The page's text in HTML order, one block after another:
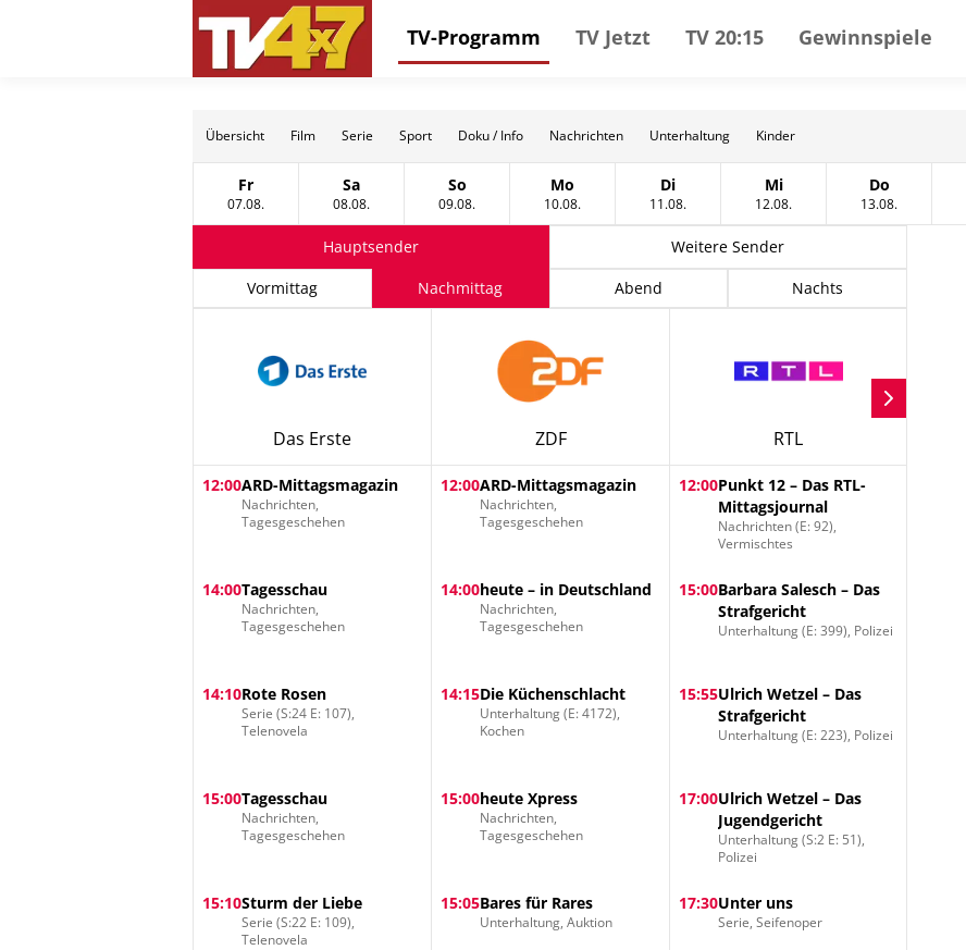
TV-Programm TV Jetzt TV 20:15 Gewinnspiele
Übersicht Film Serie Sport Doku / Info Nachrichten Unterhaltung Kinder
Freitag, 07 August
Fr
07.08. Samstag, 08 August
Sa
08.08. Sonntag, 09 August
So
09.08. Montag, 10 August
Mo
10.08. Dienstag, 11 August
Di
11.08. Mittwoch, 12 August
Mi
12.08. Donnerstag,
Do
13.08.
Hauptsender
Weitere Sender
Vormittag
Nachmittag Abend Nachts
Das Erste
12:00ARD-Mittagsmagazin
Nachrichten,
Tagesgeschehen
14:00Tagesschau
Nachrichten,
Tagesgeschehen
14:10Rote Rosen
Serie (S:24 E: 107),
Telenovela
15:00Tagesschau
Nachrichten,
Tagesgeschehen
15:10Sturm der Liebe
Serie (S:22 E: 109),
Telenovela
ZDF
12:00ARD-Mittagsmagazin
Nachrichten,
Tagesgeschehen
14:00heute – in Deutschland
Nachrichten,
Tagesgeschehen
14:15Die Küchenschlacht
Unterhaltung (E: 4172),
Kochen
15:00heute Xpress
Nachrichten,
Tagesgeschehen
15:05Bares für Rares
Unterhaltung, Auktion
RTL
12:00Punkt 12 – Das RTL-
Mittagsjournal
Nachrichten (E: 92),
Vermischtes
15:00Barbara Salesch – Das
Strafgericht
Unterhaltung (E: 399), Polizei
15:55Ulrich Wetzel – Das
Strafgericht
Unterhaltung (E: 223), Polizei
17:00Ulrich Wetzel – Das
Jugendgericht
Unterhaltung (S:2 E: 51),
Polizei
17:30Unter uns
Serie, Seifenoper